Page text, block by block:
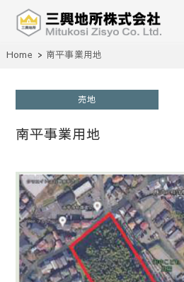
三興地所株式会社
Home 南平事業用地
売地
南平事業用地